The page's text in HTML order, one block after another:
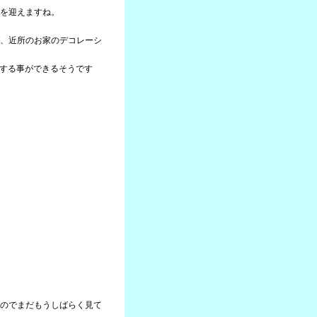
迎えますね。
近所のお家のデコレーシ
る事ができるそうです
でまだもうしばらく見て